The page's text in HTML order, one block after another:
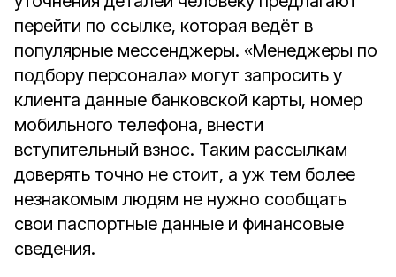
перейти по ссылке, которая ведёт в
популярные мессенджеры. «Менеджеры по
подбору персонала» могут запросить у
клиента данные банковской карты, номер
мобильного телефона, внести
вступительный взнос. Таким рассылкам
доверять точно не стоит, а уж тем более
незнакомым людям не нужно сообщать
свои паспортные данные и финансовые
сведения.